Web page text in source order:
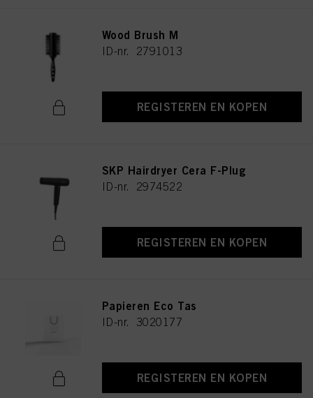
Wood Brush M
ID-nr. 2791013
REGISTEREN EN KOPEN
SKP Hairdryer Cera F-Plug
ID-nr. 2974522
REGISTEREN EN KOPEN
Papieren Eco Tas
ID-nr. 3020177
REGISTEREN EN KOPEN